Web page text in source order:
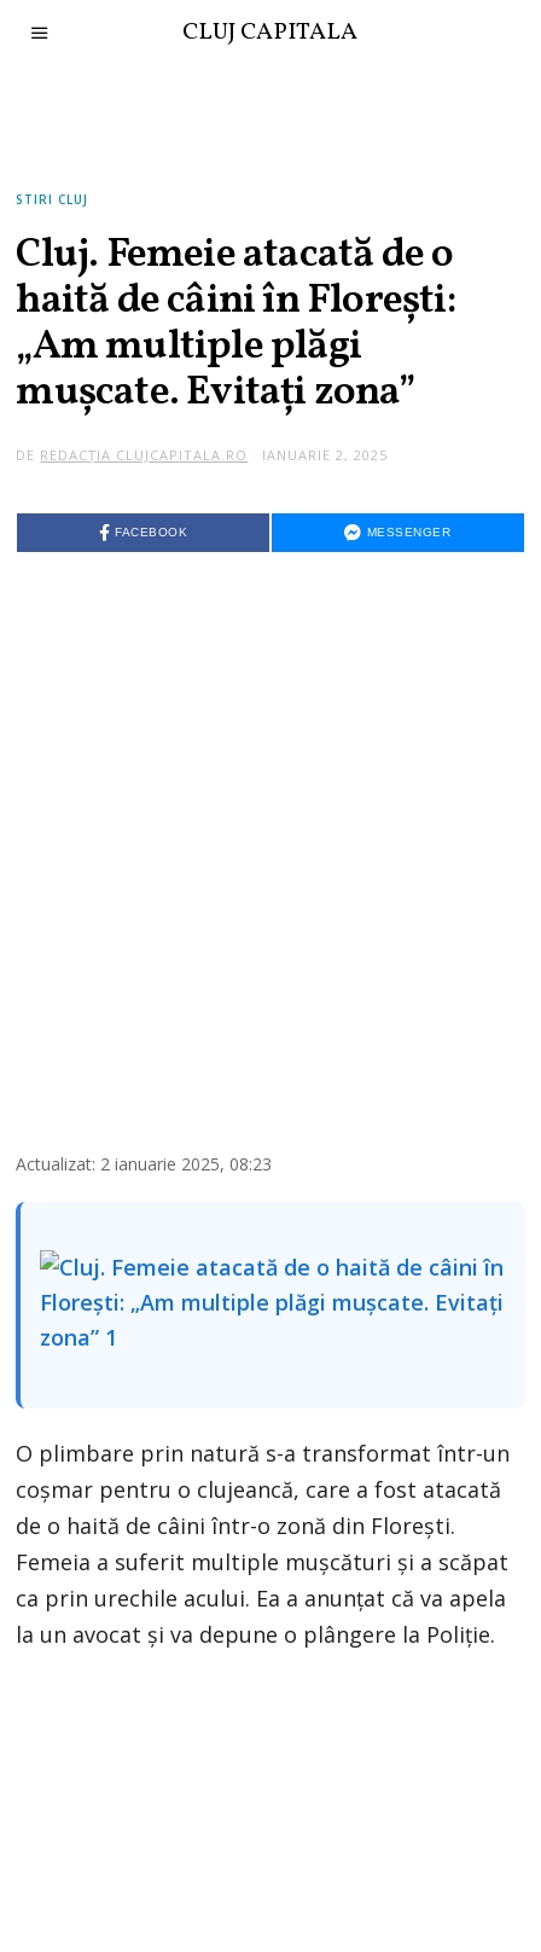
CLUJ CAPITALA
STIRI CLUJ
Cluj. Femeie atacată de o
haită de câini în Florești:
„Am multiple plăgi
mușcate. Evitați zona”
DE REDACȚIA CLUJCAPITALA.RO IANUARIE 2, 2025
FACEBOOK MESSENGER
Actualizat: 2 ianuarie 2025, 08:23
O plimbare prin natură s-a transformat într-un
coșmar pentru o clujeancă, care a fost atacată
de o haită de câini într-o zonă din Florești.
Femeia a suferit multiple mușcături și a scăpat
ca prin urechile acului. Ea a anunțat că va apela
la un avocat și va depune o plângere la Poliție.